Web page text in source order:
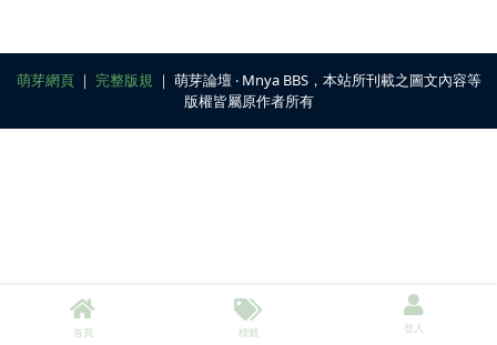
萌芽網頁｜ 完整版規 ｜ 萌芽論壇 ‧ Mnya BBS，本站所刊載之圖文內容等
版權皆屬原作者所有
首頁 標籤 登入